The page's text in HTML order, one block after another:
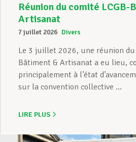
Réunion du comité LCGB-
Artisanat
7 juillet 2026 Divers
Le 3 juillet 2026, une réunion du
Bâtiment & Artisanat a eu lieu,
principalement à l’état
sur la convention collective ...
LIRE PLUS